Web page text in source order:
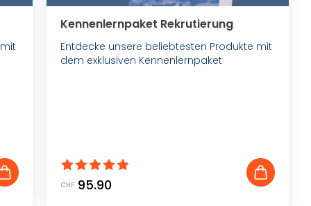
Kennenlernpaket Rekrutierung
Entdecke unsere beliebtesten Produkte mit
dem exklusiven Kennenlernpaket
CHF 95.90